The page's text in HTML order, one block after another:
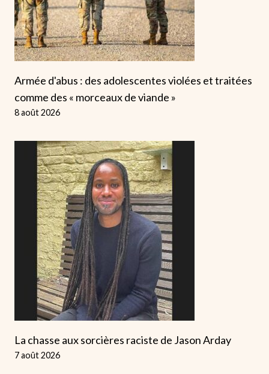
Armée d'abus : des adolescentes violées et traitées
comme des « morceaux de viande »
8 août 2026
La chasse aux sorcières raciste de Jason Arday
7 août 2026